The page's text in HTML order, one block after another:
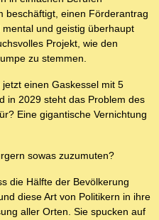
beschäftigt, einen Förderantrag
und geistig überhaupt
Projekt, wie den
zu stemmen.
einen Gaskessel mit 5
in 2029 steht das Problem des
Eine gigantische Vernichtung
sowas zuzumuten?
die Hälfte der Bevölkerung
diese Art von Politikern in ihre
aller Orten. Sie spucken auf